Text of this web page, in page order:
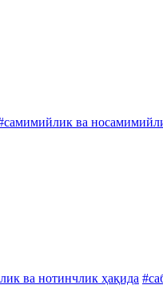
ва
ва нотинчлик ҳақида